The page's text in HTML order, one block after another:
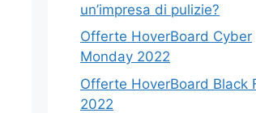
un’impresa di pulizie?
Offerte HoverBoard Cyber
Monday 2022
Offerte HoverBoard Black
2022